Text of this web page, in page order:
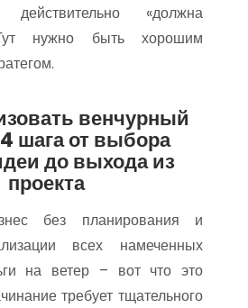
«должна
нужно быть хорошим
венчурный
шага от выбора
до выхода из
проекта
без планирования и
всех намеченных
на ветер – вот что это
требует тщательного